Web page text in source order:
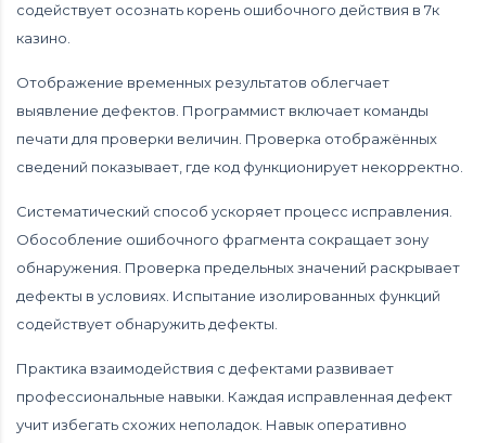
содействует осознать корень ошибочного действия в 7к
казино.
Отображение временных результатов облегчает
выявление дефектов. Программист включает команды
печати для проверки величин. Проверка отображённых
сведений показывает, где код функционирует некорректно.
Систематический способ ускоряет процесс исправления.
Обособление ошибочного фрагмента сокращает зону
обнаружения. Проверка предельных значений раскрывает
дефекты в условиях. Испытание изолированных функций
содействует обнаружить дефекты.
Практика взаимодействия с дефектами развивает
профессиональные навыки. Каждая исправленная дефект
учит избегать схожих неполадок. Навык оперативно